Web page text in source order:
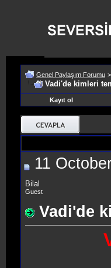
Genel Paylaşım Forumu >
Vadi'de kimleri
Kayıt ol
11
Bilal
Guest
Vadi'de